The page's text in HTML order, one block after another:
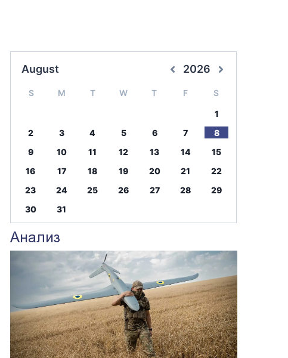
August 2026
S M T W T F S
1
2
3 4 5 6 7
8
9
10 11 12 13 14
15
16
17 18 19 20 21
22
23
24 25 26 27 28
29
30
31
Анализ